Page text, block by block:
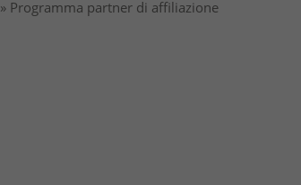
» Programma partner di affiliazione